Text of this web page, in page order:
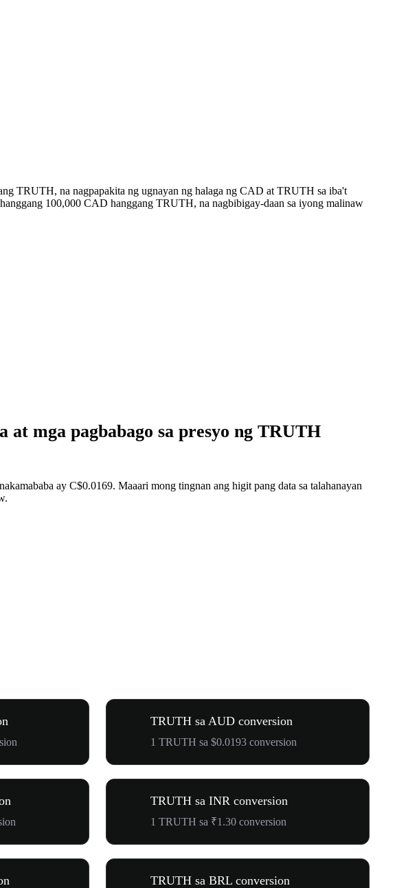
TRUTH, na nagpapakita ng ugnayan ng halaga ng CAD at TRUTH sa iba't
100,000 CAD hanggang TRUTH, na nagbibigay-daan sa iyong malinaw
at mga pagbabago sa presyo ng TRUTH
ay C$0.0169. Maaari mong tingnan ang higit pang data sa talahanayan
TRUTH sa AUD conversion
1 TRUTH sa $0.0193 conversion
TRUTH sa INR conversion
1 TRUTH sa ₹1.30 conversion
TRUTH sa BRL conversion